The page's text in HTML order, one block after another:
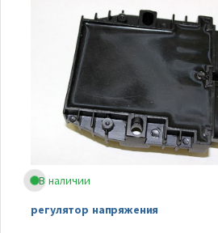
В наличии
регулятор напряжения